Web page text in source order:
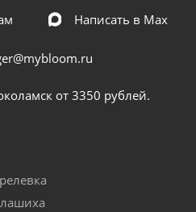
Написать в Мах
от 3350 рублей.